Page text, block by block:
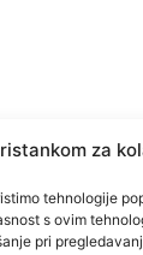
za
tehnologije
s ovim
pri